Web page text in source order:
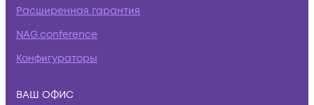
Расширенная гарантия
NAG.conference
Конфигураторы
ВАШ ОФИС